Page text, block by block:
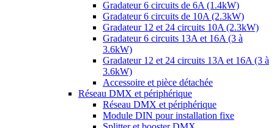
Gradateur 6 circuits de 6A (1.4kW)
Gradateur 6 circuits de 10A (2.3kW)
Gradateur 12 et 24 circuits 10A (2.3kW)
Gradateur 6 circuits 13A et 16A (3 à
3.6kW)
Gradateur 12 et 24 circuits 13A et 16A (3 à
3.6kW)
Accessoire et pièce détachée
Réseau DMX et périphérique
Réseau DMX et périphérique
Module DIN pour installation fixe